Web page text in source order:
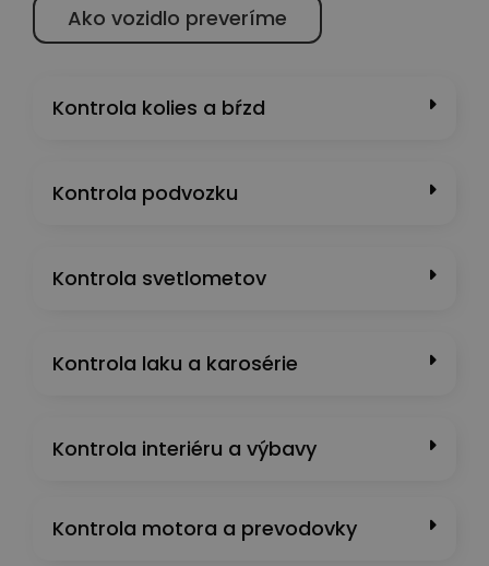
Ako vozidlo preveríme
Kontrola kolies a bŕzd
Kontrola podvozku
Kontrola svetlometov
Kontrola laku a karosérie
Kontrola interiéru a výbavy
Kontrola motora a prevodovky